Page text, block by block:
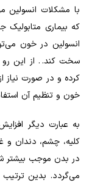
با مشکلات انسولین
که بیماری متابولیک
انسولین در خون
سخت کند. . از این
کرده و در صورت نیاز
خون و تنظیم آن
به عبارت دیگر
کلیه، چشم، دندان و
در بدن موجب بیشتر
می‌گردد. بدین ترتیب